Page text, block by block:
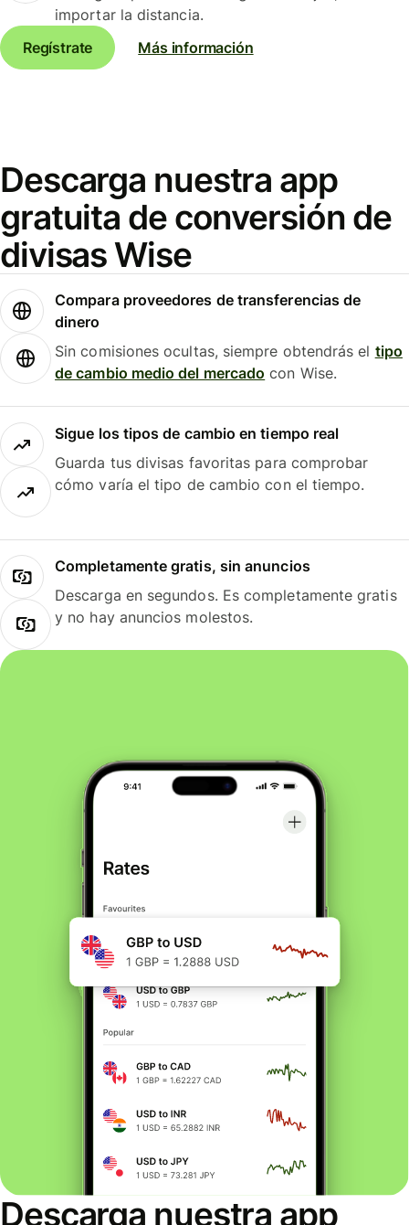
importar la distancia.
Regístrate
Más información
Descarga nuestra app
gratuita de conversión de
divisas Wise
Compara proveedores de transferencias de
dinero
Sin comisiones ocultas, siempre obtendrás el tipo
de cambio medio del mercado con Wise.
Sigue los tipos de cambio en tiempo real
Guarda tus divisas favoritas para comprobar
cómo varía el tipo de cambio con el tiempo.
Completamente gratis, sin anuncios
Descarga en segundos. Es completamente gratis
y no hay anuncios molestos.
Descarga nuestra app